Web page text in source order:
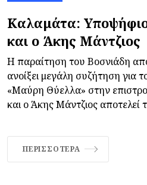
Καλαμάτα:
και ο Άκης Μάντζιος
Η παραίτηση του Βοσνιάδη
ανοίξει μεγάλη συζήτηση για
«Μαύρη Θύελλα» στην
και ο Άκης Μάντζιος
ΠΕΡΙΣΣΌΤΕΡΑ